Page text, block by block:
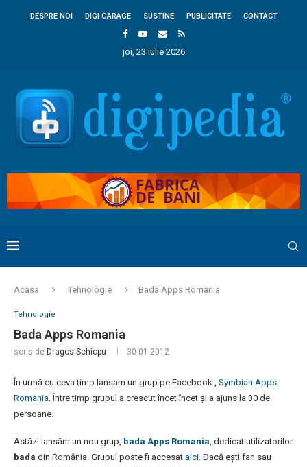
DESPRE NOI DIGI GARAGE SUSTINE PUBLICITATE CONTACT
joi, 23 iulie 2026
Acasa Tehnologie Bada Apps Romania
Tehnologie
Bada Apps Romania
scris de Dragos Schiopu 30-01-2012
În urmă cu ceva timp lansam un grup pe Facebook , Symbian Apps
Romania. Între timp grupul a crescut încet încet și a ajuns la 30 de
persoane.
Astăzi lansăm un nou grup, bada Apps Romania, dedicat utilizatorilor
bada din România. Grupul poate fi accesat aici. Dacă ești fan sau